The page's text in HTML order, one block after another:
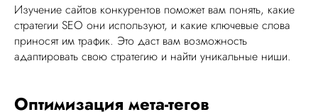
Изучение сайтов конкурентов поможет вам понять, какие
стратегии SEO они используют, и какие ключевые слова
приносят им трафик. Это даст вам возможность
адаптировать свою стратегию и найти уникальные ниши.
Оптимизация мета-тегов